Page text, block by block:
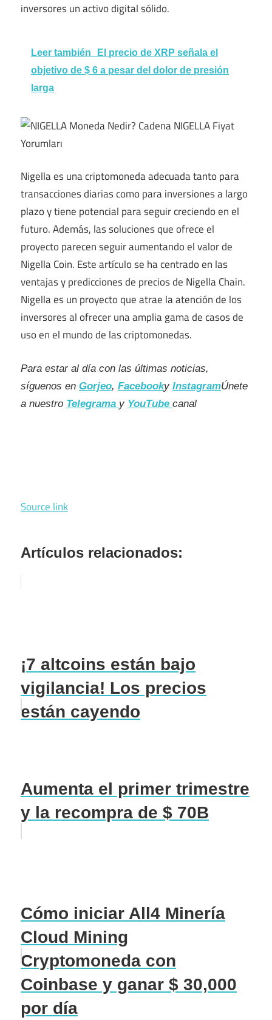
inversores un activo digital sólido.
Leer también
El precio de XRP señala el
objetivo de $ 6 a pesar del dolor de presión
larga
Nigella es una criptomoneda adecuada tanto para
transacciones diarias como para inversiones a largo
plazo y tiene potencial para seguir creciendo en el
futuro. Además, las soluciones que ofrece el
proyecto parecen seguir aumentando el valor de
Nigella Coin. Este artículo se ha centrado en las
ventajas y predicciones de precios de Nigella Chain.
Nigella es un proyecto que atrae la atención de los
inversores al ofrecer una amplia gama de casos de
uso en el mundo de las criptomonedas.
Para estar al día con las últimas noticias,
síguenos en Gorjeo, Facebooky InstagramÚnete
a nuestro Telegrama y YouTube canal
Source link
Artículos relacionados:
¡7 altcoins están bajo
vigilancia! Los precios
están cayendo
Aumenta el primer trimestre
y la recompra de $ 70B
Cómo iniciar All4 Minería
Cloud Mining
Cryptomoneda con
Coinbase y ganar $ 30,000
por día